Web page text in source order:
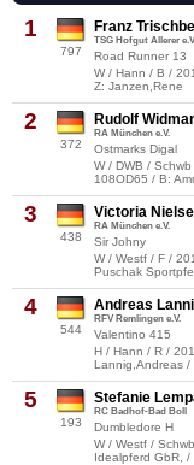
1
797
Franz
TSG Hofgut Allerer e.V.
Road Runner 13
W / Hann / B /
Z: Janzen,Rene
2
372
Rudolf
RA München e.V.
Ostmarks Digal
W / DWB /
108OD65 / B:
3
438
Victoria
RA München e.V.
Sir Johny
W / Westf / F /
Puschak
4
544
Andreas
RFV Remlingen e.V.
Valentino 415
H / Hann / R /
Lannig,Andreas /
5
193
Stefanie
RC Badhof-Bad Boll
Dumbledore H
W / Westf /
Idealpferd GbR,